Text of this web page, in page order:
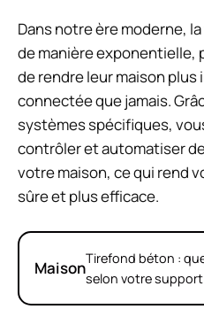
Dans notre ère moderne,
de manière exponentielle,
de rendre leur maison
connectée que jamais.
systèmes spécifiques,
contrôler et automatiser
votre maison, ce qui rend
sûre et plus efficace.
MaisonTirefond béton :
selon votre support